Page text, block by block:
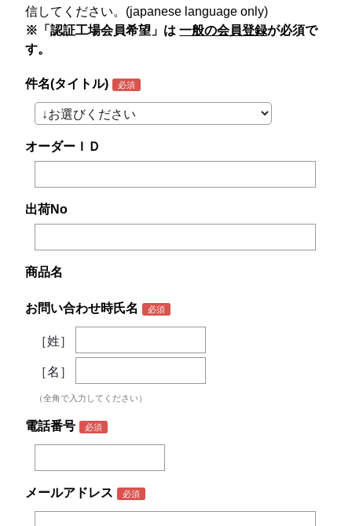
信してください。(japanese language only)
※「認証工場会員希望」は一般の会員登録が必須で
す。
件名(タイトル)
オーダーＩＤ
出荷No
商品名
お問い合わせ時氏名
［姓］
［名］
（全角で入力してください）
電話番号
メールアドレス